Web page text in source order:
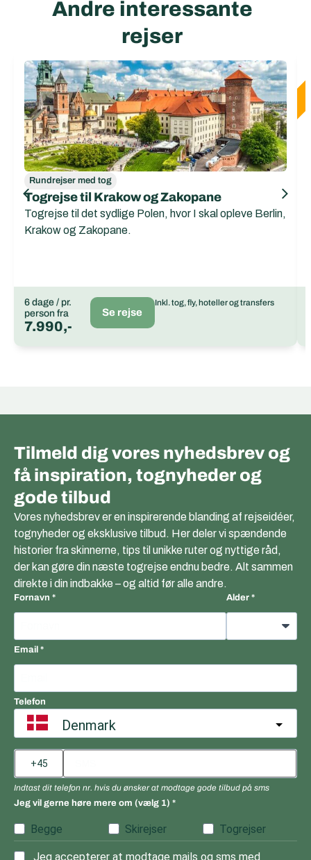
Andre interessante
rejser
Rundrejser med tog
Togrejse til Krakow og Zakopane
Togrejse til det sydlige Polen, hvor I skal opleve Berlin,
Krakow og Zakopane.
6 dage / pr.
person fra
7.990,-
Se rejse
Inkl. tog, fly, hoteller og transfers
Tilmeld dig vores nyhedsbrev og
få inspiration, tognyheder og
gode tilbud
Vores nyhedsbrev er en inspirerende blanding af rejseidéer,
tognyheder og eksklusive tilbud. Her deler vi spændende
historier fra skinnerne, tips til unikke ruter og nyttige råd,
der kan gøre din næste togrejse endnu bedre. Alt sammen
direkte i din indbakke – og altid før alle andre.
Fornavn Alder
Email
Telefon
Denmark
Indtast dit telefon nr. hvis du ønsker at modtage gode tilbud på sms
Jeg vil gerne høre mere om (vælg 1)
Begge Skirejser Togrejser
Jeg accepterer at modtage mails og sms med